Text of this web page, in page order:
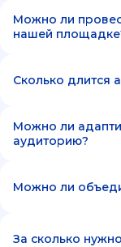
Можно ли
нашей
Сколько длится
Можно ли
аудиторию?
Можно ли
За сколько